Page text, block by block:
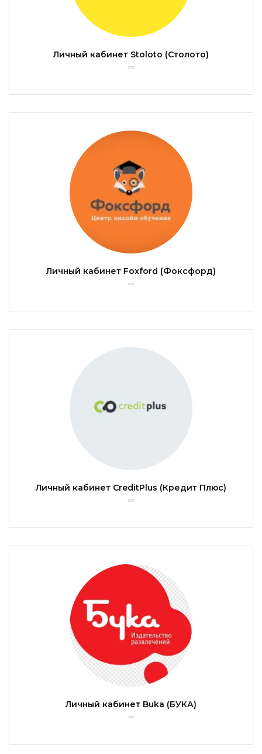
Личный кабинет Stoloto (Столото)
Личный кабинет Foxford (Фоксфорд)
Личный кабинет CreditPlus (Кредит Плюс)
Личный кабинет Buka (БУКА)